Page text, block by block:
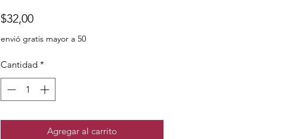
$32,00Precio
envió gratis mayor a 50
Cantidad *
Agregar al carrito